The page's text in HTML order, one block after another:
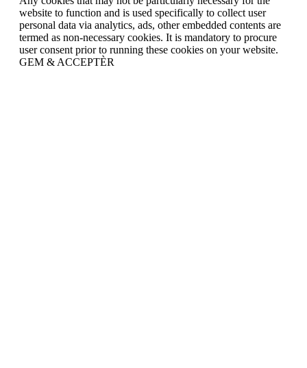
website to function and is used specifically to collect user
personal data via analytics, ads, other embedded contents are
termed as non-necessary cookies. It is mandatory to procure
user consent prior to running these cookies on your website.
GEM & ACCEPTÈR